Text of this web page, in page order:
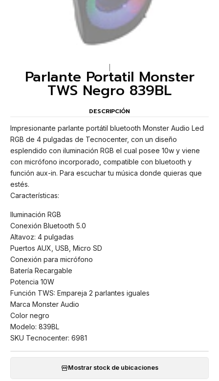
Parlante Portatil Monster
TWS Negro 839BL
DESCRIPCIÓN
Impresionante parlante portátil bluetooth Monster Audio Led
RGB de 4 pulgadas de Tecnocenter, con un diseño
esplendido con iluminación RGB el cual posee 10w y viene
con micrófono incorporado, compatible con bluetooth y
función aux-in. Para escuchar tu música donde quieras que
estés.
Características:
Iluminación RGB
Conexión Bluetooth 5.0
Altavoz: 4 pulgadas
Puertos AUX, USB, Micro SD
Conexión para micrófono
Batería Recargable
Potencia 10W
Función TWS: Empareja 2 parlantes iguales
Marca Monster Audio
Color negro
Modelo: 839BL
SKU Tecnocenter: 6981
Mostrar stock de ubicaciones